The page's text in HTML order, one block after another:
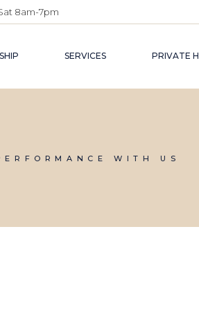
8am-7pm
A PARTNER
SERVICES PRIVATE
WITH US